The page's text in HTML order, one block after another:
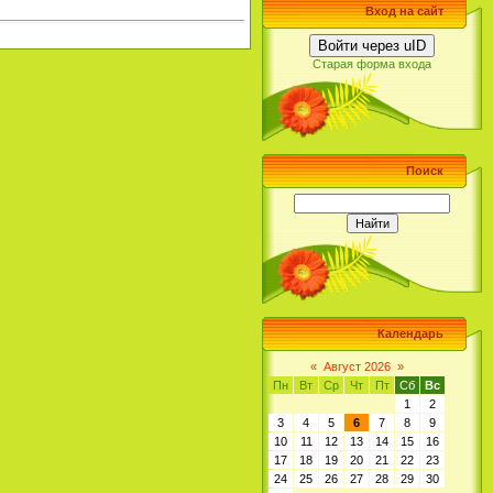
Вход на сайт
Войти через uID
Старая форма входа
Поиск
Календарь
« Август 2026 »
Пн
Вт Ср Чт Пт Сб
Вс
1
2
3
4 5 6 7 8
9
10
11 12 13 14 15
16
17
18 19 20 21 22
23
24
25 26 27 28 29
30